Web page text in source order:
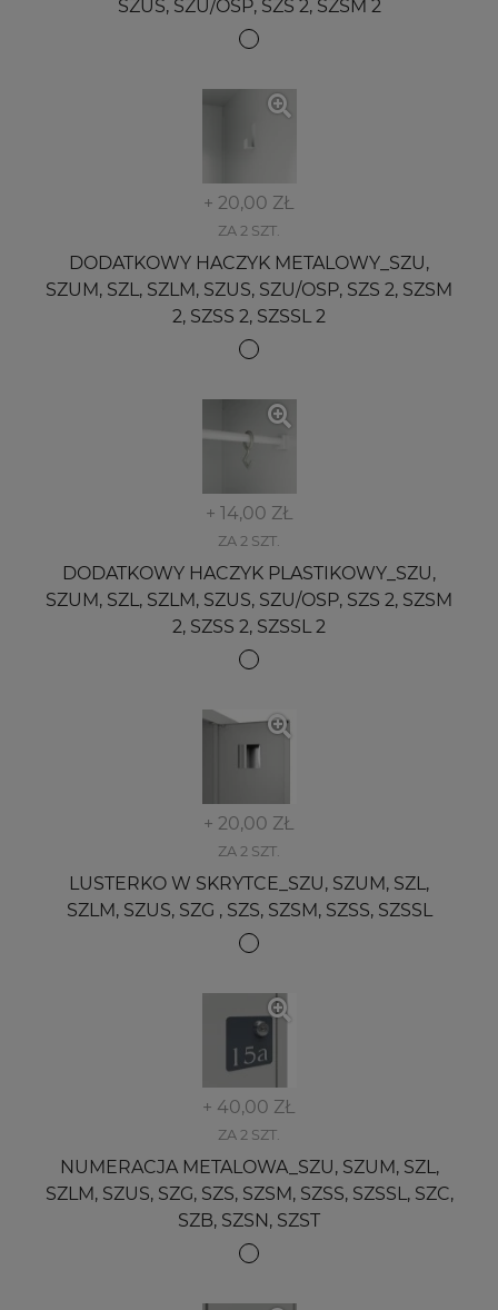
SZUS, SZU/OSP, SZS 2, SZSM 2
+ 20,00 ZŁ
ZA 2 SZT.
DODATKOWY HACZYK METALOWY_SZU,
SZUM, SZL, SZLM, SZUS, SZU/OSP, SZS 2, SZSM
2, SZSS 2, SZSSL 2
+ 14,00 ZŁ
ZA 2 SZT.
DODATKOWY HACZYK PLASTIKOWY_SZU,
SZUM, SZL, SZLM, SZUS, SZU/OSP, SZS 2, SZSM
2, SZSS 2, SZSSL 2
+ 20,00 ZŁ
ZA 2 SZT.
LUSTERKO W SKRYTCE_SZU, SZUM, SZL,
SZLM, SZUS, SZG , SZS, SZSM, SZSS, SZSSL
+ 40,00 ZŁ
ZA 2 SZT.
NUMERACJA METALOWA_SZU, SZUM, SZL,
SZLM, SZUS, SZG, SZS, SZSM, SZSS, SZSSL, SZC,
SZB, SZSN, SZST